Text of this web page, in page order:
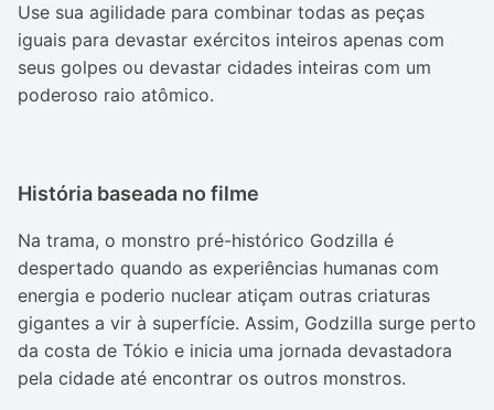
Use sua agilidade para combinar todas as peças
iguais para devastar exércitos inteiros apenas com
seus golpes ou devastar cidades inteiras com um
poderoso raio atômico.
História baseada no filme
Na trama, o monstro pré-histórico Godzilla é
despertado quando as experiências humanas com
energia e poderio nuclear atiçam outras criaturas
gigantes a vir à superfície. Assim, Godzilla surge perto
da costa de Tókio e inicia uma jornada devastadora
pela cidade até encontrar os outros monstros.